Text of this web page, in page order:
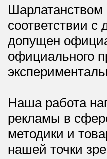
Шарлатанством
соответствии
допущен
официального
Наша работа
рекламы в
методики и
нашей точки